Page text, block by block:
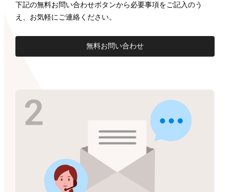
下記の無料お問い合わせボタンから必要事項をご記入のう
え、お気軽にご連絡ください。
無料お問い合わせ